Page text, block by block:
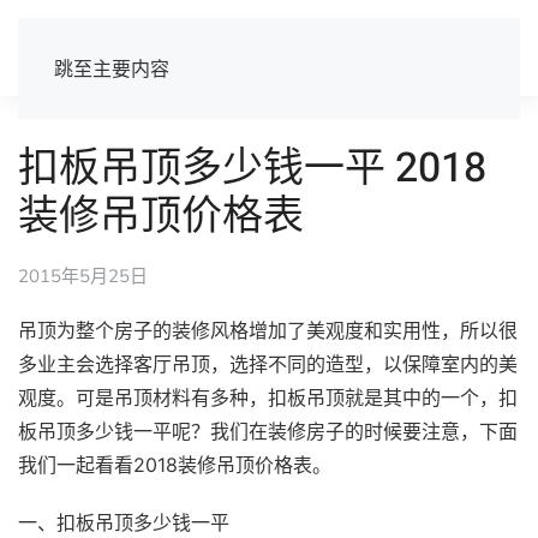
跳至主要内容
扣板吊顶多少钱一平 2018
装修吊顶价格表
2015年5月25日
吊顶为整个房子的装修风格增加了美观度和实用性，所以很
多业主会选择客厅吊顶，选择不同的造型，以保障室内的美
观度。可是吊顶材料有多种，扣板吊顶就是其中的一个，扣
板吊顶多少钱一平呢？我们在装修房子的时候要注意，下面
我们一起看看2018装修吊顶价格表。
一、扣板吊顶多少钱一平